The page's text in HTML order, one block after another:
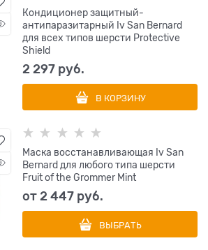
Кондиционер защитный-
антипаразитарный Iv San Bernard
для всех типов шерсти Protective
Shield
2 297 руб.
В КОРЗИНУ
Маска восстанавливающая Iv San
Bernard для любого типа шерсти
Fruit of the Grommer Mint
от2 447 руб.
ВЫБРАТЬ